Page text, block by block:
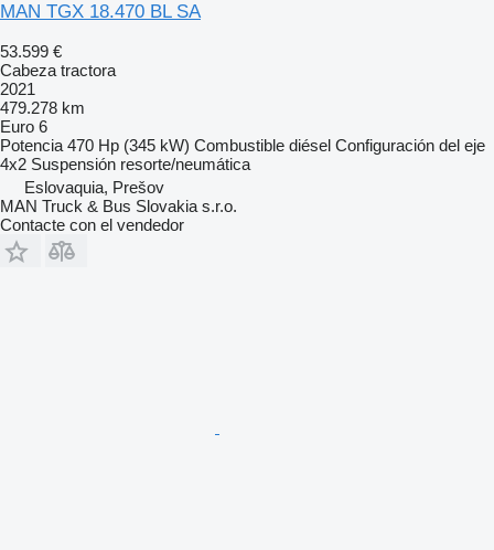
MAN TGX 18.470 BL SA
53.599 €
Cabeza tractora
2021
479.278 km
Euro 6
Potencia 470 Hp (345 kW) Combustible diésel Configuración del eje
4x2 Suspensión resorte/neumática
Eslovaquia, Prešov
MAN Truck & Bus Slovakia s.r.o.
Contacte con el vendedor